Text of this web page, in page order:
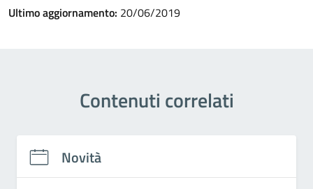
Ultimo aggiornamento: 20/06/2019
Contenuti correlati
Novità